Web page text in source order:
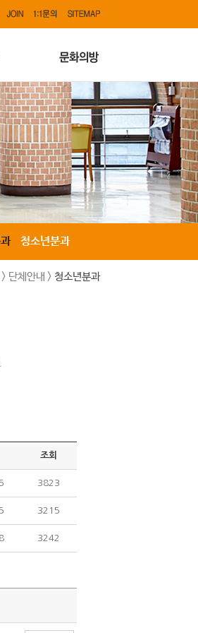
청소년분과
단체안내 > 청소년분과
조회
3823
3215
3242